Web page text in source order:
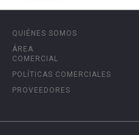
QUIÉNES SOMOS
ÁREA
COMERCIAL
POLÍTICAS COMERCIALES
PROVEEDORES